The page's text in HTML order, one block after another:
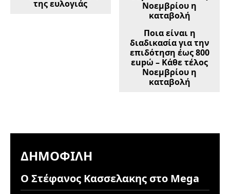
της ευλογιάς
Ποια είναι η
διαδικασία για την
επιδότηση έως 800
εupώ – Κάθε τέλος
Νοεμβρίου η
καταβολή
ΔΗΜΟΦΙΛΉ
Ο Στέφανος Κασσελακης στο Mega